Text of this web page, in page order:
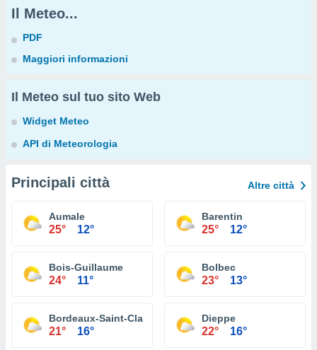
Il Meteo...
PDF
Maggiori informazioni
Il Meteo sul tuo sito Web
Widget Meteo
API di Meteorologia
Principali città Altre città
Aumale
25° 12°
Barentin
25° 12°
Bois-Guillaume
24° 11°
Bolbec
23° 13°
Bordeaux-Saint-Clair
21° 16°
Dieppe
22° 16°